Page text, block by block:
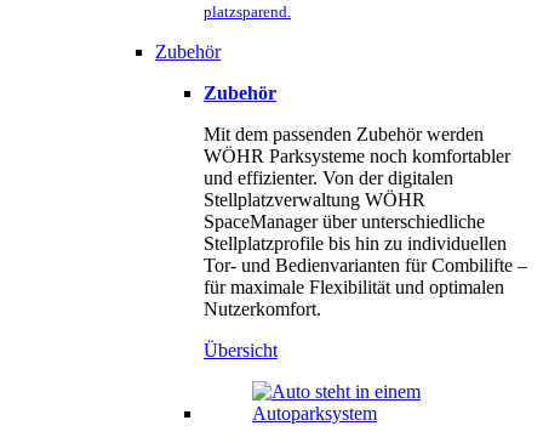
platzsparend.
Zubehör
Zubehör
Mit dem passenden Zubehör werden
WÖHR Parksysteme noch komfortabler
und effizienter. Von der digitalen
Stellplatzverwaltung WÖHR
SpaceManager über unterschiedliche
Stellplatzprofile bis hin zu individuellen
Tor- und Bedienvarianten für Combilifte –
für maximale Flexibilität und optimalen
Nutzerkomfort.
Übersicht